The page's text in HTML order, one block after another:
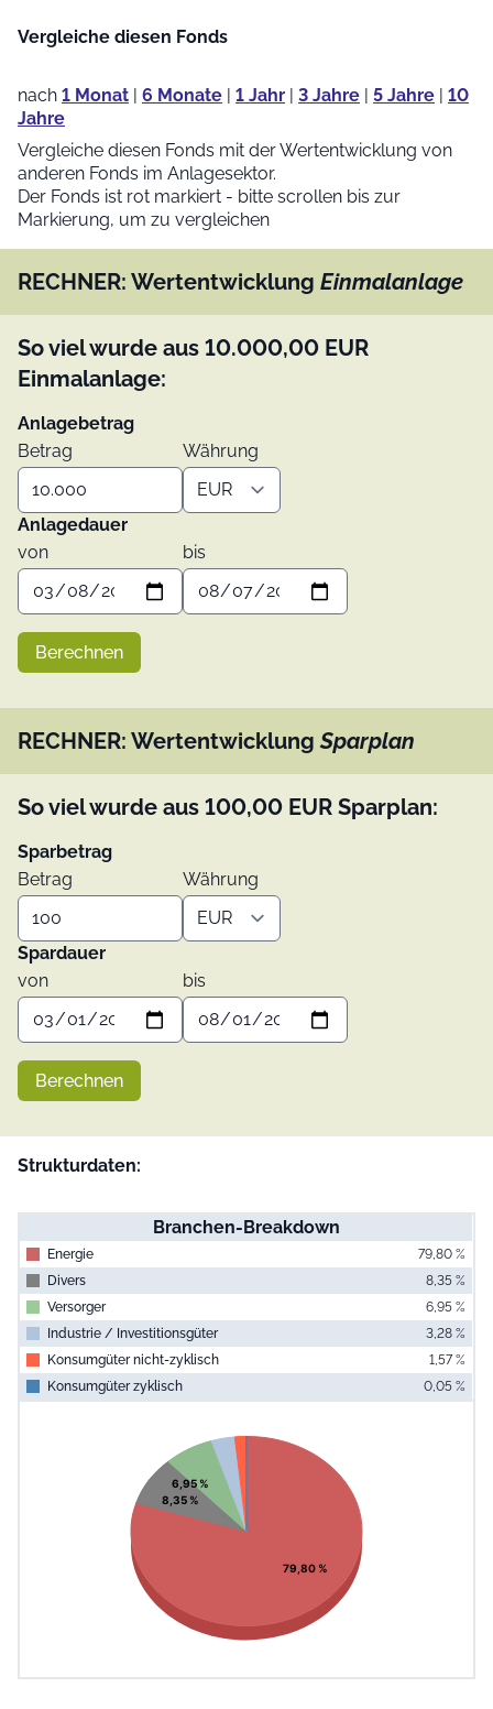
Vergleiche diesen Fonds
nach 1 Monat | 6 Monate | 1 Jahr | 3 Jahre | 5 Jahre | 10
Jahre
Vergleiche diesen Fonds mit der Wertentwicklung von
anderen Fonds im Anlagesektor.
Der Fonds ist rot markiert - bitte scrollen bis zur
Markierung, um zu vergleichen
RECHNER: Wertentwicklung Einmalanlage
So viel wurde aus 10.000,00 EUR
Einmalanlage:
Anlagebetrag
Betrag
Währung
Anlagedauer
von
bis
Berechnen
RECHNER: WertentwicklungSparplan
So viel wurde aus 100,00 EUR Sparplan:
Sparbetrag
Betrag
Währung
Spardauer
von
bis
Berechnen
Strukturdaten:
Branchen-Breakdown
Energie
79,80 %
Divers
8,35 %
Versorger
6,95 %
Industrie / Investitionsgüter
3,28 %
Konsumgüter nicht-zyklisch
1,57 %
Konsumgüter zyklisch
0,05 %
Pie chart with 6 slices.
View as data table, Chart
79,80 %
8,35 %
6,95 %